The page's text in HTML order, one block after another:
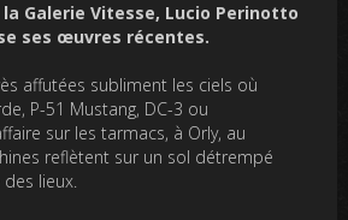
Galerie Vitesse, Lucio Perinotto
ses œuvres récentes.
affutées subliment les ciels où
P-51 Mustang, DC-3 ou
sur les tarmacs, à Orly, au
reflètent sur un sol détrempé
des lieux.